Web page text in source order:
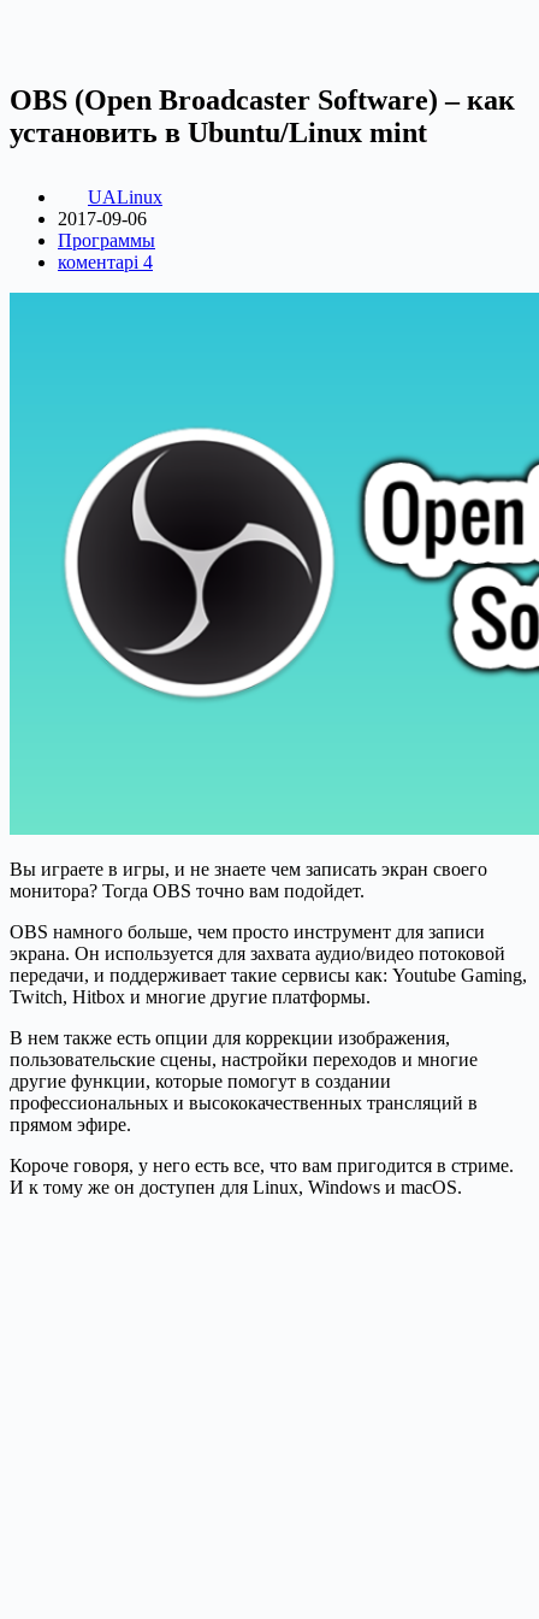
OBS (Open Broadcaster Software) – как
установить в Ubuntu/Linux mint
UALinux
2017-09-06
Программы
коментарі 4
Вы играете в игры, и не знаете чем записать экран своего
монитора? Тогда OBS точно вам подойдет.
OBS намного больше, чем просто инструмент для записи
экрана. Он используется для захвата аудио/видео потоковой
передачи, и поддерживает такие сервисы как: Youtube Gaming,
Twitch, Hitbox и многие другие платформы.
В нем также есть опции для коррекции изображения,
пользовательские сцены, настройки переходов и многие
другие функции, которые помогут в создании
профессиональных и высококачественных трансляций в
прямом эфире.
Короче говоря, у него есть все, что вам пригодится в стриме.
И к тому же он доступен для Linux, Windows и macOS.